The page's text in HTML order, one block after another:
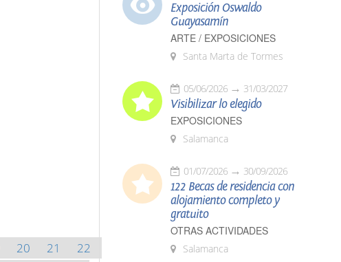
20 21
22
Exposición Oswaldo
Guayasamín
ARTE / EXPOSICIONES
Santa Marta de Tormes
05/06/2026 31/03/2027
Visibilizar lo elegido
EXPOSICIONES
Salamanca
01/07/2026 30/09/2026
122 Becas de residencia con
alojamiento completo y
gratuito
OTRAS ACTIVIDADES
Salamanca